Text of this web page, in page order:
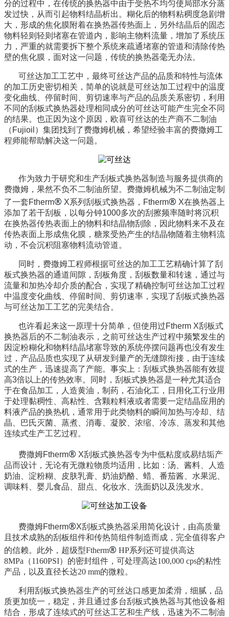
分的过程中，在传统的换热器中由于受热不均匀使局部水分蒸
发过快，从而引起物料结晶析出。糊化后的物料粘稠度急剧增
大，形成的焦化膜附着在换热器传热面上，另外结晶后的固态
物料轻则轻则堵塞在管道内，影响主物料流量，增加了系统压
力，严重的就需要拆下整个系统来疏通堵塞的管道和清除传热
壁的焦化膜，面对这一问题，传统的换热器毫无办法。
可丝达加工工艺中，最终可丝达产品的品质和特性与流体
的加工历史密切相关，简单的说就是可丝达加工过程中的温度
变化曲线、停留时间、剪切速率与产品的品质关系密切，利用
不同的刮板式换热器处理相同成分的可丝达可能产生完全不同
的结果。也正因为这个原因，欧喜可丝达的生产商不二制油
（ Fujioil ）集团找到了费撒姆机械，希望经验丰富的费撒姆工
程师能帮助解决这一问题。
作为致力于研究和生产刮板式换热器制造与服务提供商的
费撒姆，果然不负不二制油所望。费撒姆机械为不二制油定制
了一套Ftherm® X系列刮板式换热器， Ftherm® X在换热器上
添加了若干刮板，以每分钟1000多次的刮擦频率随时将沉积
在换热器传热表面上的物料和结晶物刮除，因此物料来不及在
传热表面上形成焦化膜，糖浆受热产生的结晶物随着主物料流
动，不会沉积阻塞物料流动管道。
同时，费撒姆工程师根据可丝达的加工工艺精确计算了刮
板式换热器的通道间隙，刮板角度，刮板数量和转速，通过与
流量和加热冷却介质的配合，实现了精确控制可丝达加工过程
中温度变化曲线、停留时间、剪切速率，实现了刮板式换热器
与可丝达加工工艺的完美结合。
也许看起来这一原理十分简单，但使用过Ftherm X刮板式
换热器后的不二制油表示，之前可丝达生产过程中频繁发生的
因淀粉糊化和物料结晶堵塞导致的系统停摆问题再也没有发生
过，产品品质也实现了从研发到量产的无缝隙衔接，由于连续
式的生产，迅速提高了产能。事实上：刮板式换热器能有效提
高3倍以上的传热效率。同时，刮板式换热器是一种尤其适合
于在食品加工，人造黄油，制药，石油化工，日用化工行业用
于处理黏稠性、高粘性、含颗粒料液或者需要一定结晶应用的
料液产品的换热机，通常用于此类物料的瞬间加热与冷却、结
晶、巴氏灭菌、蒸煮、消毒、凝胶、浓缩、冷冻、蒸发和其他
连续式生产工艺过程。
费撒姆Ftherm® X刮板式换热器专为中低粘度或易结垢产
品而设计，无论有无微粒物质均适用，比如：汤、酱料、人造
奶油、淀粉糊、皮肤乳膏、奶油奶酪、蜡、番茄酱、水果泥、
调味料、婴儿食品、甜点、化妆水、洗面奶以及洗发水。
费撒姆Ftherm®X刮板式换热器采用简化设计，由高质量
且技术成熟的刮板组件和传热筒组件制造而成，完全值得客户
的信赖。此外，超级型Ftherm® HP系列还可提供高达
8MPa （1160PSI）的密封组件，可处理高达100,000 cps的粘性
产品，以及直径长达20 mm的微粒。
利用刮板式换热器生产的可丝达口感更加柔滑，细腻，品
质更加统一，稳定，并且通过多台刮板式换热器与其他设备相
结合，形成了连续式的可丝达工艺和生产线，迅速为不二制油